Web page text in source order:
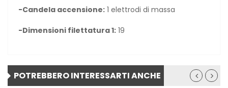
-Candela accensione: 1 elettrodi di massa
-Dimensioni filettatura 1: 19
POTREBBERO INTERESSARTI ANCHE